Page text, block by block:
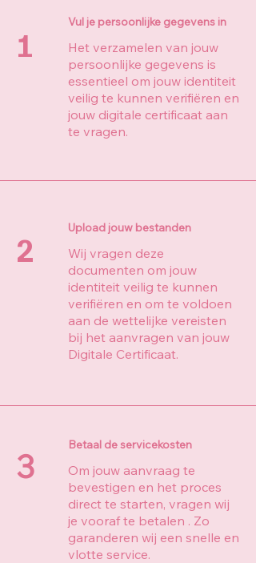
1
Vul je persoonlijke gegevens in
Het verzamelen van jouw
persoonlijke gegevens is
essentieel om jouw identiteit
veilig te kunnen verifiëren en
jouw digitale certificaat aan
te vragen.
2
Upload jouw bestanden
Wij vragen deze
documenten om jouw
identiteit veilig te kunnen
verifiëren en om te voldoen
aan de wettelijke vereisten
bij het aanvragen van jouw
Digitale Certificaat.
3
Betaal de servicekosten
Om jouw aanvraag te
bevestigen en het proces
direct te starten, vragen wij
je vooraf te betalen . Zo
garanderen wij een snelle en
vlotte service.